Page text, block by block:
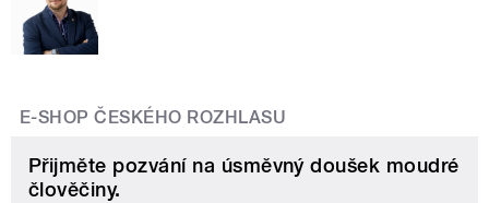
E-SHOP ČESKÉHO ROZHLASU
Přijměte pozvání na úsměvný doušek moudré
člověčiny.